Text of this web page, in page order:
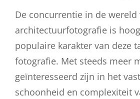
De concurrentie in de wereld
architectuurfotografie is
populaire karakter van deze
fotografie. Met steeds meer
geïnteresseerd zijn in het
schoonheid en complexiteit